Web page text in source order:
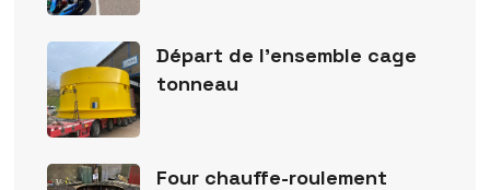
Départ de l’ensemble cage
tonneau
Four chauffe-roulement